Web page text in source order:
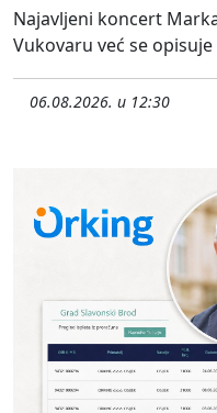
Najavljeni koncert
Vukovaru već se
06.08.2026. u 12:30